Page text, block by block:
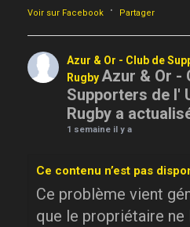
Voir sur Facebook · Partager
Azur & Or - Club de
RugbyAzur & Or -
Supporters de l'
Rugby a
1 semaine il y a
Ce contenu n’est pas
Ce problème vient
que le propriétaire ne